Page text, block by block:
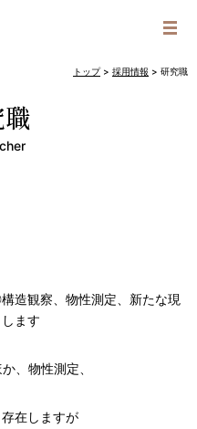
トップ> 採用情報 > 研究職
造観察、物性測定、新たな現
ます
、物性測定、
在しますが